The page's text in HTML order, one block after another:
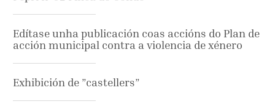
Edítase unha publicación coas accións do Plan de
acción municipal contra a violencia de xénero
Exhibición de ”castellers”